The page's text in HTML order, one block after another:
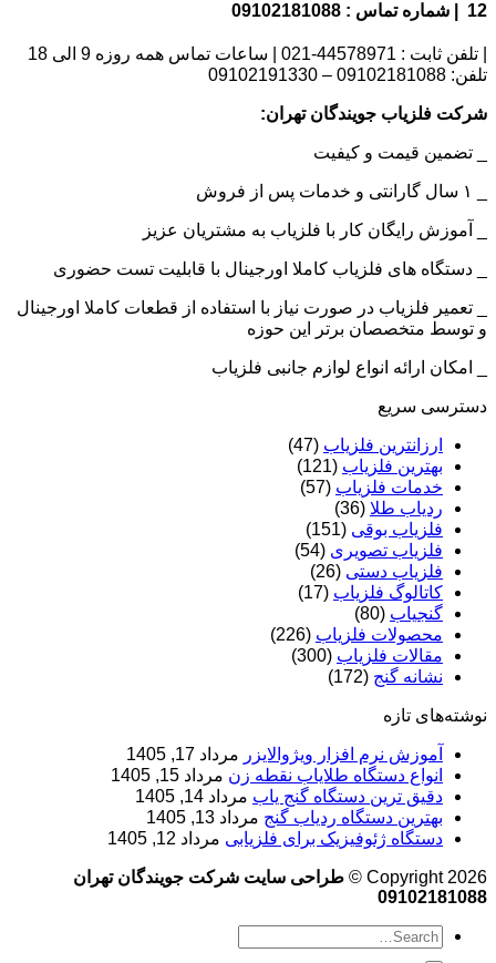
12 | شماره تماس : 09102181088
| تلفن ثابت : 44578971-021 | ساعات تماس همه روزه 9 الی 18
تلفن: 09102181088 – 09102191330
شرکت فلزیاب جویندگان تهران:
_ تضمین قیمت و کیفیت
_ آموزش رایگان کار با فلزیاب به مشتریان عزیز
_ دستگاه های فلزیاب کاملا اورجینال با قابلیت تست حضوری
_ تعمیر فلزیاب در صورت نیاز با استفاده از قطعات کاملا اورجینال
و توسط متخصصان برتر این حوزه
_ امکان ارائه انواع لوازم جانبی فلزیاب
دسترسی سریع
ارزانترین فلزیاب (47)
بهترین فلزیاب (121)
خدمات فلزیاب (57)
ردیاب طلا (36)
فلزیاب بوقی (151)
فلزیاب تصویری (54)
فلزیاب دستی (26)
کاتالوگ فلزیاب (17)
گنجیاب (80)
محصولات فلزیاب (226)
مقالات فلزیاب (300)
نشانه گنج (172)
نوشته‌های تازه
آموزش نرم‌ افزار ویژوالایزر مرداد 17, 1405
انواع دستگاه طلایاب نقطه زن مرداد 15, 1405
دقیق ترین دستگاه گنج یاب مرداد 14, 1405
بهترین دستگاه ردیاب گنج مرداد 13, 1405
دستگاه ژئوفیزیک برای فلزیابی مرداد 12, 1405
Copyright 2026 ©
طراحی سایت شرکت جویندگان تهران
09102181088